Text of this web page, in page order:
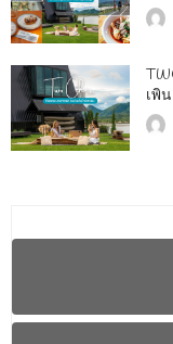
เพิน